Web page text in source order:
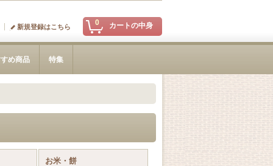
0 カートの中身
新規登録はこちら
め商品 特集
お米・餅